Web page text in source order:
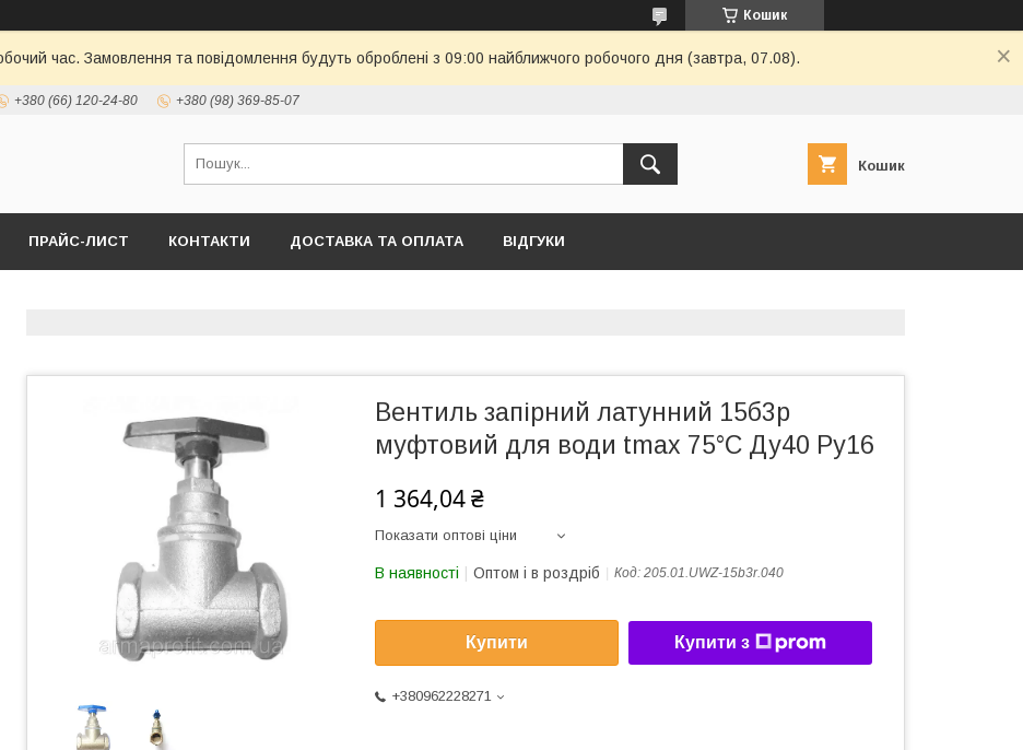
Кошик
час. Замовлення та повідомлення будуть оброблені з 09:00 найближчого робочого дня (завтра, 07.08).
+380 (66) 120-24-80 +380 (98) 369-85-07
Кошик
ПРАЙС-ЛИСТ КОНТАКТИ ДОСТАВКА ТА ОПЛАТА ВІДГУКИ
Вентиль запірний латунний 15б3р
муфтовий для води tmax 75°C Ду40 Ру16
1 364,04 ₴
Показати оптові ціни
В наявності Оптом і в роздріб Код: 205.01.UWZ-15b3r.040
Купити Купити з
+380962228271